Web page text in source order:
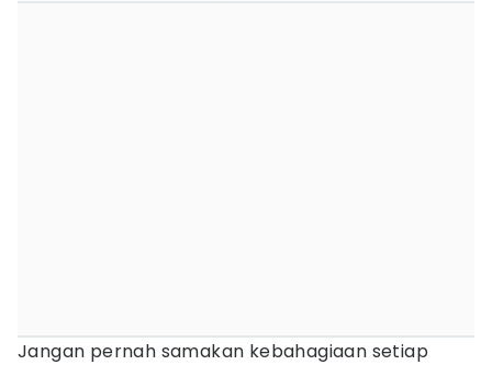
Jangan pernah samakan kebahagiaan setiap